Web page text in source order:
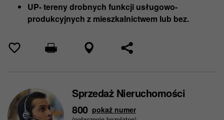
UP- tereny drobnych funkcji usługowo-
produkcyjnych z mieszkalnictwem lub bez.
Sprzedaż Nieruchomości
800 pokaż numer